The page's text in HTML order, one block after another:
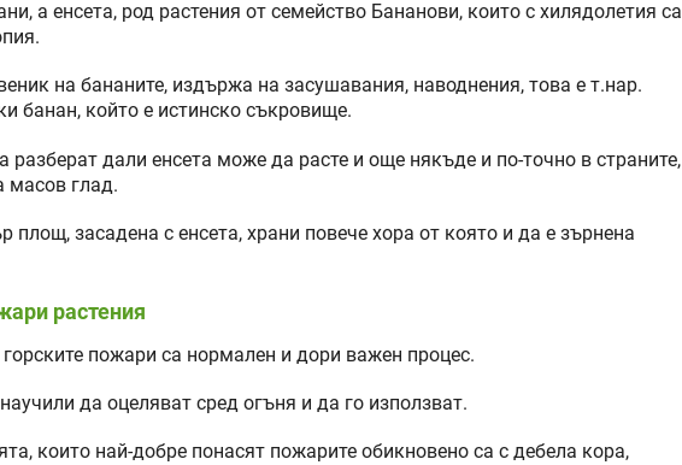
а енсета, род растения от семейство Бананови, които с хилядолетия са
на бананите, издържа на засушавания, наводнения, това е т.нар.
банан, който е истинско съкровище.
разберат дали енсета може да расте и още някъде и по-точно в страните,
масов глад.
площ, засадена с енсета, храни повече хора от която и да е зърнена
растения
пожари са нормален и дори важен процес.
да оцеляват сред огъня и да го използват.
които най-добре понасят пожарите обикновено са с дебела кора,